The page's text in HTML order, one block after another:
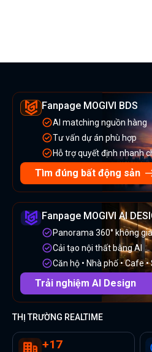
Fanpage MOGIVI BDS
AI matching nguồn hàng
Tư vấn dự án phù hợp
Hỗ trợ quyết định nhanh
Tìm đúng bất động sản
Fanpage MOGIVI AI
Panorama 360° không
Cải tạo nội thất bằng AI
Căn hộ • Nhà phố • Cafe
Trải nghiệm AI Design
THỊ TRƯỜNG REALTIME
+17